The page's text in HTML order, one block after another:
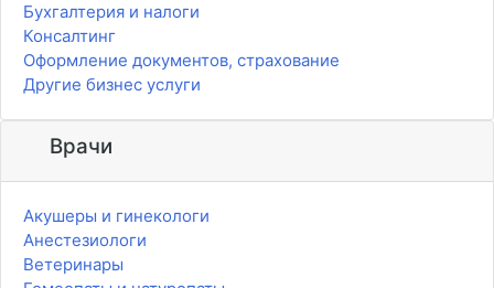
Бухгалтерия и налоги
Консалтинг
Оформление документов, страхование
Другие бизнес услуги
Врачи
Акушеры и гинекологи
Анестезиологи
Ветеринары